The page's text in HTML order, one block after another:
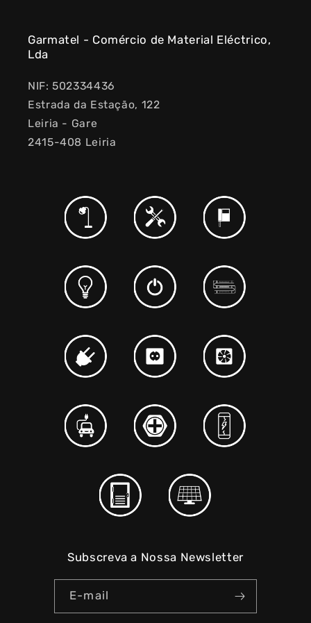
Garmatel - Comércio de Material Eléctrico,
Lda
NIF: 502334436
Estrada da Estação, 122
Leiria - Gare
2415-408 Leiria
Subscreva a Nossa Newsletter
E-mail